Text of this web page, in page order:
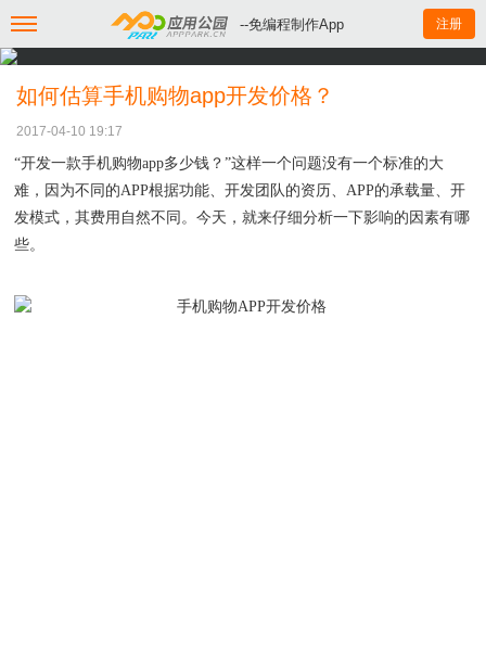
--免编程制作App 注册
如何估算手机购物app开发价格？
2017-04-10 19:17
“开发一款手机购物app多少钱？ ”这样一个问题没有一个标准的大
难，因为不同的APP根据功能、开发团队的资历、APP的承载量、开
发模式，其费用自然不同。今天，就来仔细分析一下影响的因素有哪
些。